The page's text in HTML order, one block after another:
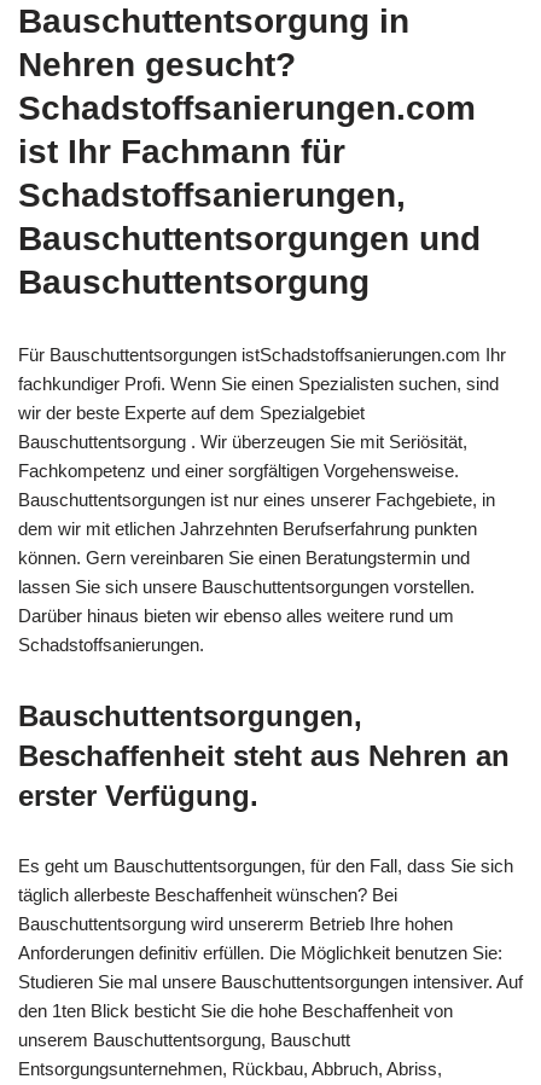
Bauschuttentsorgung in
Nehren gesucht?
Schadstoffsanierungen.com
ist Ihr Fachmann für
Schadstoffsanierungen,
Bauschuttentsorgungen und
Bauschuttentsorgung
Für Bauschuttentsorgungen istSchadstoffsanierungen.com Ihr
fachkundiger Profi. Wenn Sie einen Spezialisten suchen, sind
wir der beste Experte auf dem Spezialgebiet
Bauschuttentsorgung . Wir überzeugen Sie mit Seriösität,
Fachkompetenz und einer sorgfältigen Vorgehensweise.
Bauschuttentsorgungen ist nur eines unserer Fachgebiete, in
dem wir mit etlichen Jahrzehnten Berufserfahrung punkten
können. Gern vereinbaren Sie einen Beratungstermin und
lassen Sie sich unsere Bauschuttentsorgungen vorstellen.
Darüber hinaus bieten wir ebenso alles weitere rund um
Schadstoffsanierungen.
Bauschuttentsorgungen,
Beschaffenheit steht aus Nehren an
erster Verfügung.
Es geht um Bauschuttentsorgungen, für den Fall, dass Sie sich
täglich allerbeste Beschaffenheit wünschen? Bei
Bauschuttentsorgung wird unsererm Betrieb Ihre hohen
Anforderungen definitiv erfüllen. Die Möglichkeit benutzen Sie:
Studieren Sie mal unsere Bauschuttentsorgungen intensiver. Auf
den 1ten Blick besticht Sie die hohe Beschaffenheit von
unserem Bauschuttentsorgung, Bauschutt
Entsorgungsunternehmen, Rückbau, Abbruch, Abriss,